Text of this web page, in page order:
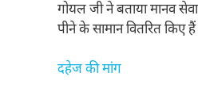
गोयल जी ने बताया मानव
पीने के सामान वितरित किए हैं
दहेज की मांग